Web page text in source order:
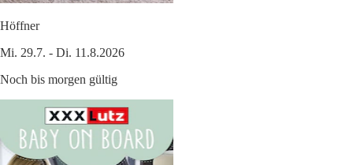
Höffner
Mi. 29.7. - Di. 11.8.2026
Noch bis morgen gültig